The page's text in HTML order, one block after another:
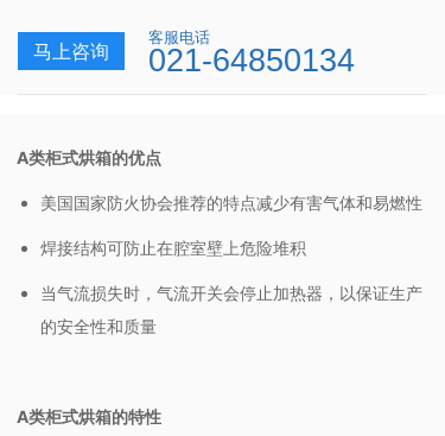
种情况。同时，增加的加热元件kW补偿了该排气系数。
马上咨询
客服电话
021-64850134
A类柜式烘箱的优点
美国国家防火协会推荐的特点减少有害气体和易燃性
焊接结构可防止在腔室壁上危险堆积
当气流损失时，气流开关会停止加热器，以保证生产
的安全性和质量
A类柜式烘箱的特性